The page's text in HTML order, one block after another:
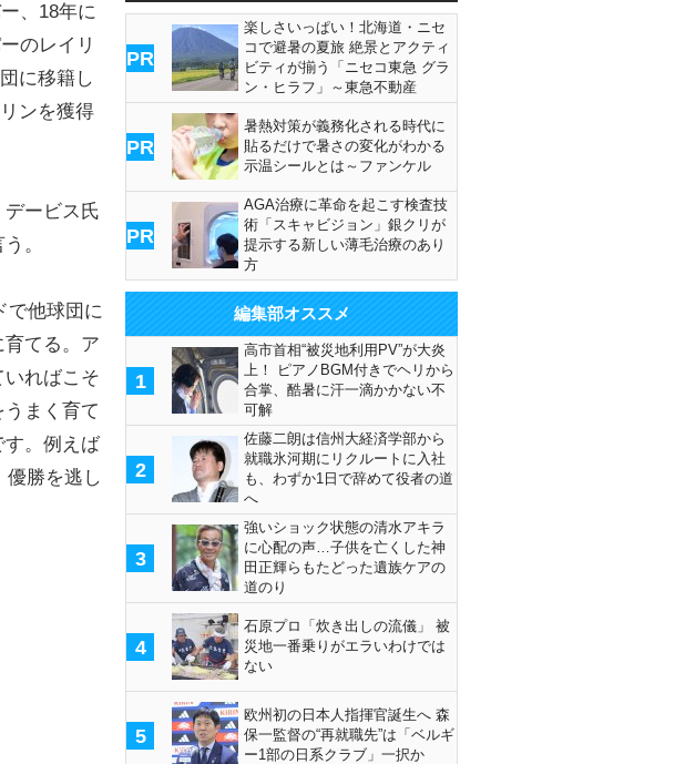
、18年に
のレイリ
に移籍し
ンを獲得
ービス氏
。
で他球団に
てる。ア
ればこそ
まく育て
す。例えば
優勝を逃し
PR
楽しさいっぱい！北海道・ニセ
コで避暑の夏旅 絶景とアクティ
ビティが揃う「ニセコ東急 グラ
ン・ヒラフ」～東急不動産
PR
暑熱対策が義務化される時代に
貼るだけで暑さの変化がわかる
示温シールとは～ファンケル
PR
AGA治療に革命を起こす検査技
術「スキャビジョン」銀クリが
提示する新しい薄毛治療のあり
方
編集部オススメ
1
高市首相“被災地利用PV”が大炎
上！ ピアノBGM付きでヘリから
合掌、酷暑に汗一滴かかない不
可解
2
佐藤二朗は信州大経済学部から
就職氷河期にリクルートに入社
も、わずか1日で辞めて役者の道
へ
3
強いショック状態の清水アキラ
に心配の声…子供を亡くした神
田正輝らもたどった遺族ケアの
道のり
4
石原プロ「炊き出しの流儀」 被
災地一番乗りがエラいわけでは
ない
5
欧州初の日本人指揮官誕生へ 森
保一監督の“再就職先”は「ベルギ
ー1部の日系クラブ」一択か